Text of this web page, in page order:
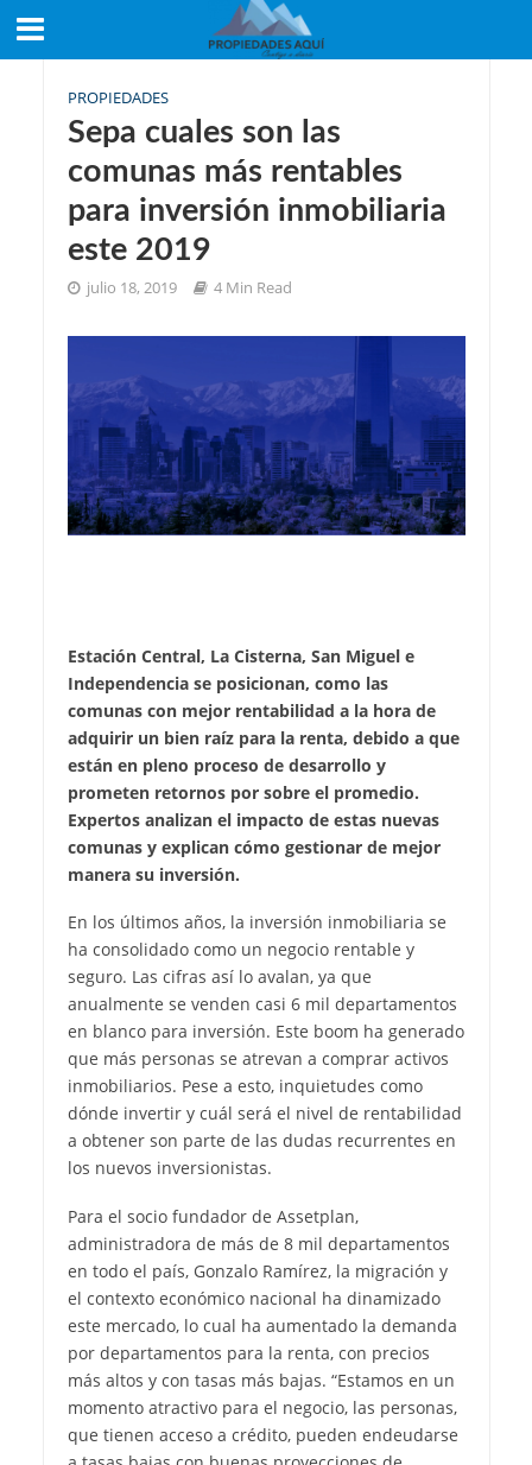
PROPIEDADES
Sepa cuales son las
comunas más rentables
para inversión inmobiliaria
este 2019
julio 18, 2019 4 Min Read
Estación Central, La Cisterna, San Miguel e
Independencia se posicionan, como las
comunas con mejor rentabilidad a la hora de
adquirir un bien raíz para la renta, debido a que
están en pleno proceso de desarrollo y
prometen retornos por sobre el promedio.
Expertos analizan el impacto de estas nuevas
comunas y explican cómo gestionar de mejor
manera su inversión.
En los últimos años, la inversión inmobiliaria se
ha consolidado como un negocio rentable y
seguro. Las cifras así lo avalan, ya que
anualmente se venden casi 6 mil departamentos
en blanco para inversión. Este boom ha generado
que más personas se atrevan a comprar activos
inmobiliarios. Pese a esto, inquietudes como
dónde invertir y cuál será el nivel de rentabilidad
a obtener son parte de las dudas recurrentes en
los nuevos inversionistas.
Para el socio fundador de Assetplan,
administradora de más de 8 mil departamentos
en todo el país, Gonzalo Ramírez, la migración y
el contexto económico nacional ha dinamizado
este mercado, lo cual ha aumentado la demanda
por departamentos para la renta, con precios
más altos y con tasas más bajas. “Estamos en un
momento atractivo para el negocio, las personas,
que tienen acceso a crédito, pueden endeudarse